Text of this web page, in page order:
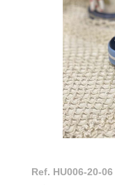
Ref. HU006-20-06